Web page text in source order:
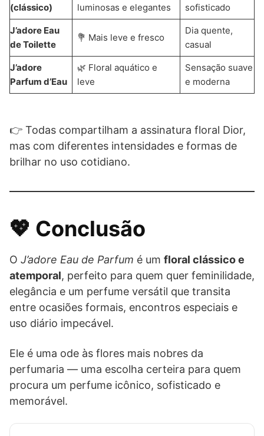
(clássico)
luminosas e elegantes
sofisticado
J’adore Eau
de Toilette
💐 Mais leve e fresco
Dia quente,
casual
J’adore
Parfum d’Eau
🌿 Floral aquático e
leve
Sensação suave
e moderna
👉 Todas compartilham a assinatura floral Dior,
mas com diferentes intensidades e formas de
brilhar no uso cotidiano.
💖 Conclusão
O J’adore Eau de Parfum é um floral clássico e
atemporal, perfeito para quem quer feminilidade,
elegância e um perfume versátil que transita
entre ocasiões formais, encontros especiais e
uso diário impecável.
Ele é uma ode às flores mais nobres da
perfumaria — uma escolha certeira para quem
procura um perfume icônico, sofisticado e
memorável.